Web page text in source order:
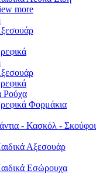
more
Ρούχα
Φορμάκια
- Κασκόλ - Σκούφοι
Αξεσουάρ
Εσώρουχα